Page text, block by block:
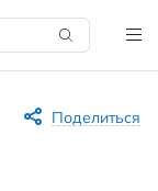
Поделиться